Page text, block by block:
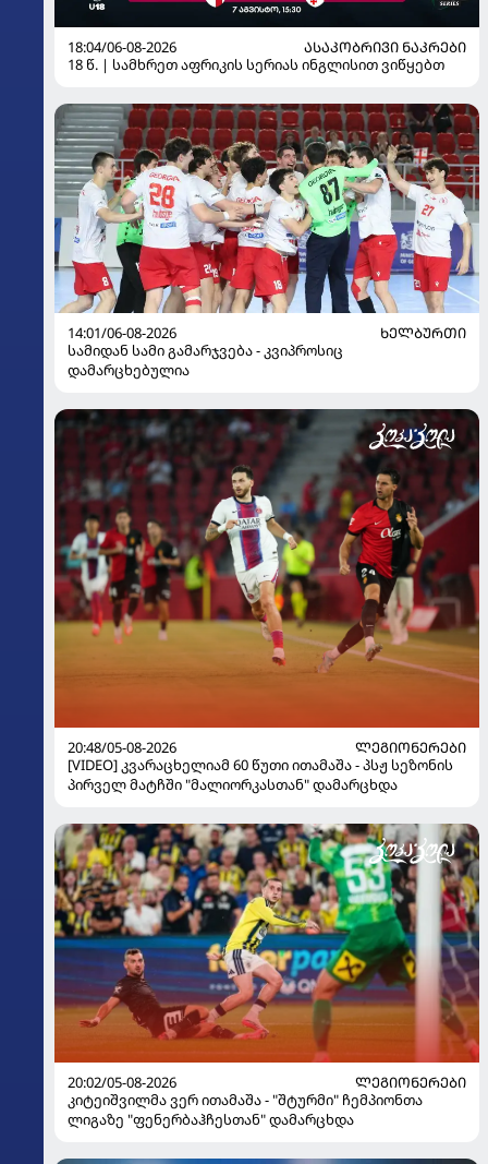
18:04/06-08-2026
ᲐᲡᲐᲙᲝᲑᲠᲘᲕᲘ ᲜᲐᲙᲠᲔᲑᲘ
18 წ. | სამხრეთ აფრიკის სერიას ინგლისით ვიწყებთ
14:01/06-08-2026
ᲮᲔᲚᲑᲣᲠᲗᲘ
სამიდან სამი გამარჯვება - კვიპროსიც
დამარცხებულია
20:48/05-08-2026
ᲚᲔᲒᲘᲝᲜᲔᲠᲔᲑᲘ
[VIDEO] კვარაცხელიამ 60 წუთი ითამაშა - პსჟ სეზონის
პირველ მატჩში "მალიორკასთან" დამარცხდა
20:02/05-08-2026
ᲚᲔᲒᲘᲝᲜᲔᲠᲔᲑᲘ
კიტეიშვილმა ვერ ითამაშა - "შტურმი" ჩემპიონთა
ლიგაზე "ფენერბაჰჩესთან" დამარცხდა